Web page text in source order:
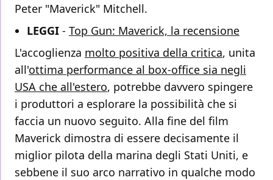
Peter "Maverick" Mitchell.
LEGGI - Top Gun: Maverick, la recensione
L'accoglienza molto positiva della critica, unita
all'ottima performance al box-office sia negli
USA che all'estero, potrebbe davvero spingere
i produttori a esplorare la possibilità che si
faccia un nuovo seguito. Alla fine del film
Maverick dimostra di essere decisamente il
miglior pilota della marina degli Stati Uniti, e
sebbene il suo arco narrativo in qualche modo